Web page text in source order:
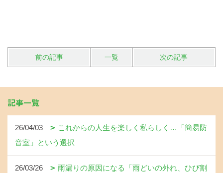
前の記事 一覧 次の記事
記事一覧
26/04/03
これからの人生を楽しく私らしく…「簡易防
音室」という選択
26/03/26
雨漏りの原因になる「雨どいの外れ、ひび割